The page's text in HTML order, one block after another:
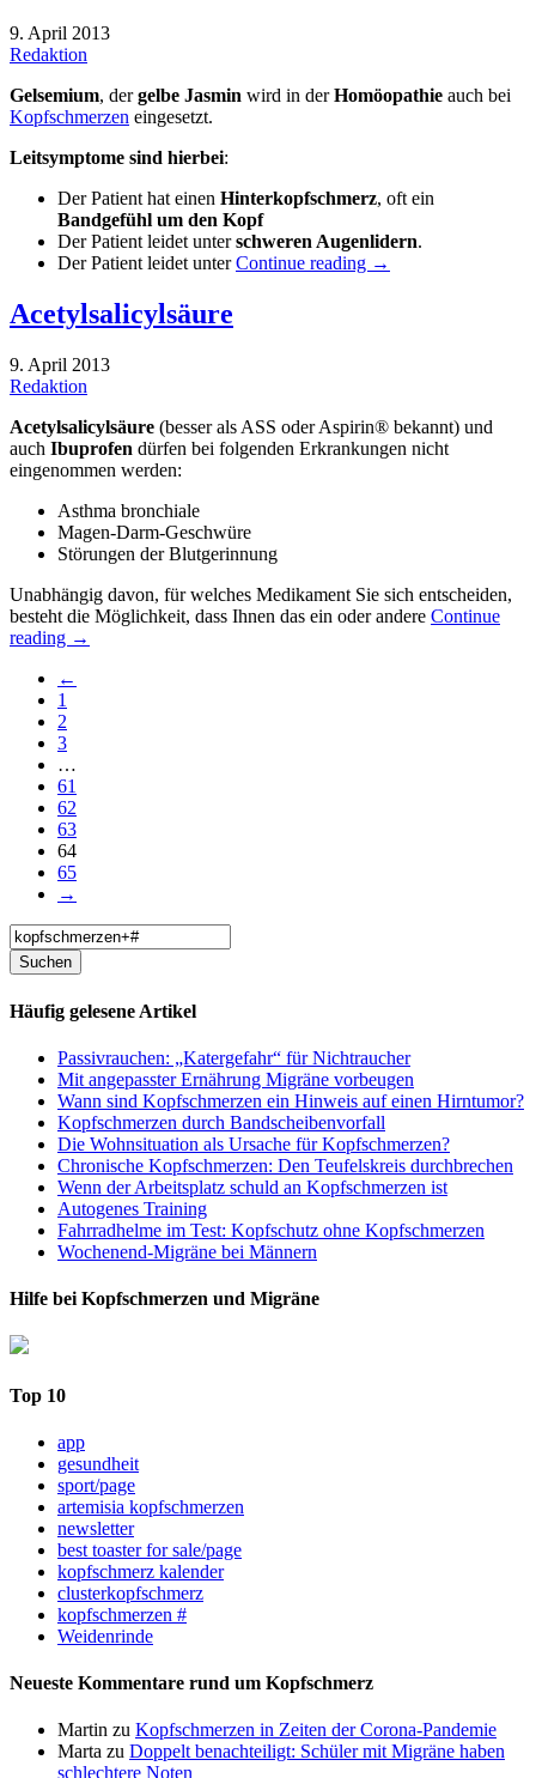
9. April 2013
Redaktion
Gelsemium, dergelbe Jasmin wird in derHomöopathie auch bei
Kopfschmerzen eingesetzt.
Leitsymptome sind hierbei:
Der Patient hat einen Hinterkopfschmerz, oft ein
Bandgefühl um den Kopf
Der Patient leidet unterschweren Augenlidern.
Der Patient leidet unterContinue reading →
Acetylsalicylsäure
9. April 2013
Redaktion
Acetylsalicylsäure (besser als ASS oder Aspirin® bekannt) und
auch Ibuprofen dürfen bei folgenden Erkrankungen nicht
eingenommen werden:
Asthma bronchiale
Magen-Darm-Geschwüre
Störungen der Blutgerinnung
Unabhängig davon, für welches Medikament Sie sich entscheiden,
besteht die Möglichkeit, dass Ihnen das ein oder andere Continue
reading →
←
1
2
3
…
61
62
63
64
65
→
Häufig gelesene Artikel
Passivrauchen: „Katergefahr“ für Nichtraucher
Mit angepasster Ernährung Migräne vorbeugen
Wann sind Kopfschmerzen ein Hinweis auf einen Hirntumor?
Kopfschmerzen durch Bandscheibenvorfall
Die Wohnsituation als Ursache für Kopfschmerzen?
Chronische Kopfschmerzen: Den Teufelskreis durchbrechen
Wenn der Arbeitsplatz schuld an Kopfschmerzen ist
Autogenes Training
Fahrradhelme im Test: Kopfschutz ohne Kopfschmerzen
Wochenend-Migräne bei Männern
Hilfe bei Kopfschmerzen und Migräne
Top 10
app
gesundheit
sport/page
artemisia kopfschmerzen
newsletter
best toaster for sale/page
kopfschmerz kalender
clusterkopfschmerz
kopfschmerzen #
Weidenrinde
Neueste Kommentare rund um Kopfschmerz
Martin zu Kopfschmerzen in Zeiten der Corona-Pandemie
Marta zu Doppelt benachteiligt: Schüler mit Migräne haben
schlechtere Noten